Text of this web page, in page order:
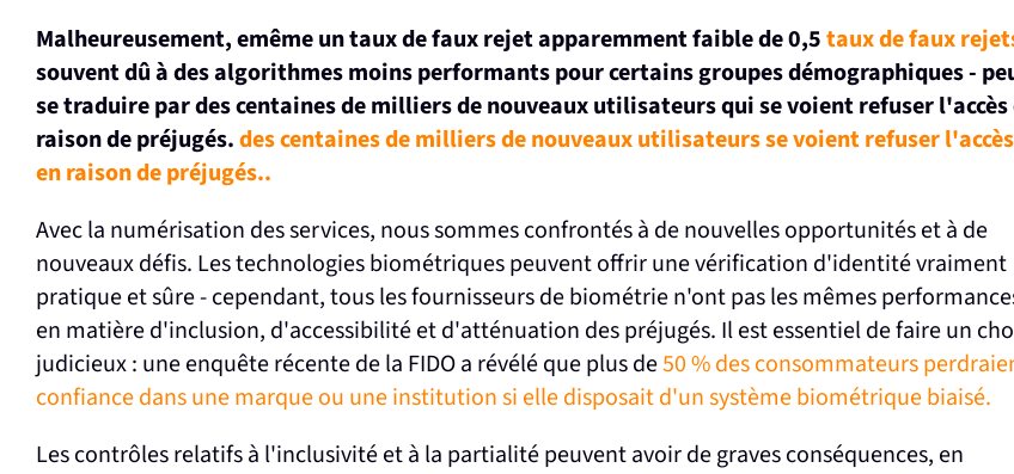
Malheureusement, emême un taux de faux rejet apparemment faible de 0,5taux de faux
souvent dû à des algorithmes moins performants pour certains groupes démographiques -
se traduire par des centaines de milliers de nouveaux utilisateurs qui se voient refuser l'accès
raison de préjugés.des centaines de milliers de nouveaux utilisateurs se voient refuser l'accès
en raison de préjugés..
Avec la numérisation des services, nous sommes confrontés à de nouvelles opportunités et à de
nouveaux défis. Les technologies biométriques peuvent offrir une vérification d'identité vraiment
pratique et sûre - cependant, tous les fournisseurs de biométrie n'ont pas les mêmes
en matière d'inclusion, d'accessibilité et d'atténuation des préjugés. Il est essentiel de faire un
judicieux : une enquête récente de la FIDO a révélé que plus de50 % des consommateurs
confiance dans une marque ou une institution si elle disposait d'un système biométrique biaisé.
Les contrôles relatifs à l'inclusivité et à la partialité peuvent avoir de graves conséquences, en